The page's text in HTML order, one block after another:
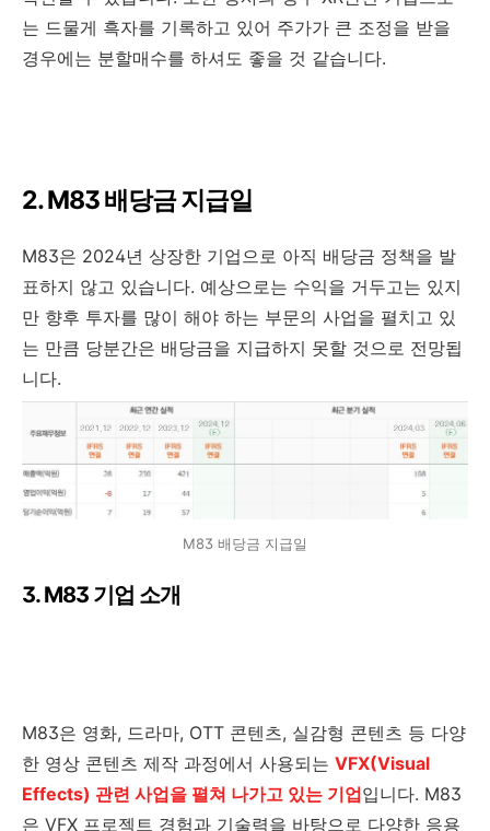
는 드물게 흑자를 기록하고 있어 주가가 큰 조정을 받을
경우에는 분할매수를 하셔도 좋을 것 같습니다.
2. M83 배당금 지급일
M83은 2024년 상장한 기업으로 아직 배당금 정책을 발
표하지 않고 있습니다. 예상으로는 수익을 거두고는 있지
만 향후 투자를 많이 해야 하는 부문의 사업을 펼치고 있
는 만큼 당분간은 배당금을 지급하지 못할 것으로 전망됩
니다.
M83 배당금 지급일
3. M83 기업 소개
M83은 영화, 드라마, OTT 콘텐츠, 실감형 콘텐츠 등 다양
한 영상 콘텐츠 제작 과정에서 사용되는 VFX(Visual
Effects) 관련 사업을 펼쳐 나가고 있는 기업입니다. M83
은 VFX 프로젝트 경험과 기술력을 바탕으로 다양한 응용